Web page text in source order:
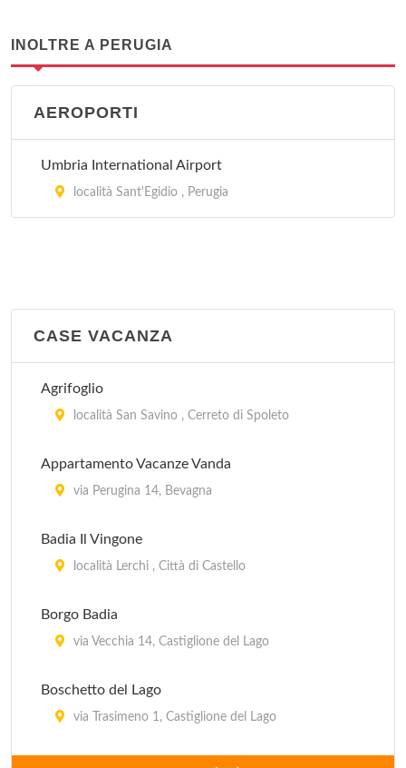
INOLTRE A PERUGIA
AEROPORTI
Umbria International Airport
località Sant'Egidio , Perugia
CASE VACANZA
Agrifoglio
località San Savino , Cerreto di Spoleto
Appartamento Vacanze Vanda
via Perugina 14, Bevagna
Badia Il Vingone
località Lerchi , Città di Castello
Borgo Badia
via Vecchia 14, Castiglione del Lago
Boschetto del Lago
via Trasimeno 1, Castiglione del Lago